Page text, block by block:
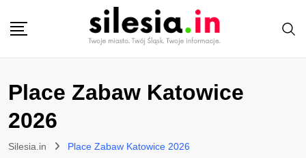
Place Zabaw Katowice
2026
Silesia.in Place Zabaw Katowice 2026